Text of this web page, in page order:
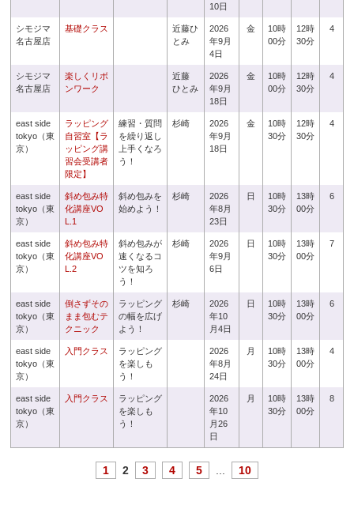
10日
シモジマ
名古屋店
基礎クラス
近藤ひ
とみ
2026
年9月
4日
金
10時
00分
12時
30分
4
シモジマ
名古屋店
楽しくリボ
ンワーク
近藤
ひとみ
2026
年9月
18日
金
10時
00分
12時
30分
4
east side
tokyo（東
京）
ラッピング
自習室【ラ
ッピング講
習会受講者
限定】
練習・質問
を繰り返し
上手くなろ
う！
杉崎
2026
年9月
18日
金
10時
30分
12時
30分
4
east side
tokyo（東
京）
斜め包み特
化講座VO
L.1
斜め包みを
始めよう！
杉崎
2026
年8月
23日
日
10時
30分
13時
00分
6
east side
tokyo（東
京）
斜め包み特
化講座VO
L.2
斜め包みが
速くなるコ
ツを知ろ
う！
杉崎
2026
年9月
6日
日
10時
30分
13時
00分
7
east side
tokyo（東
京）
倒さずその
まま包むテ
クニック
ラッピング
の幅を広げ
よう！
杉崎
2026
年10
月4日
日
10時
30分
13時
00分
6
east side
tokyo（東
京）
入門クラス
ラッピング
を楽しも
う！
2026
年8月
24日
月
10時
30分
13時
00分
4
east side
tokyo（東
京）
入門クラス
ラッピング
を楽しも
う！
2026
年10
月26
日
月
10時
30分
13時
00分
8
1 2 3 4 5 10